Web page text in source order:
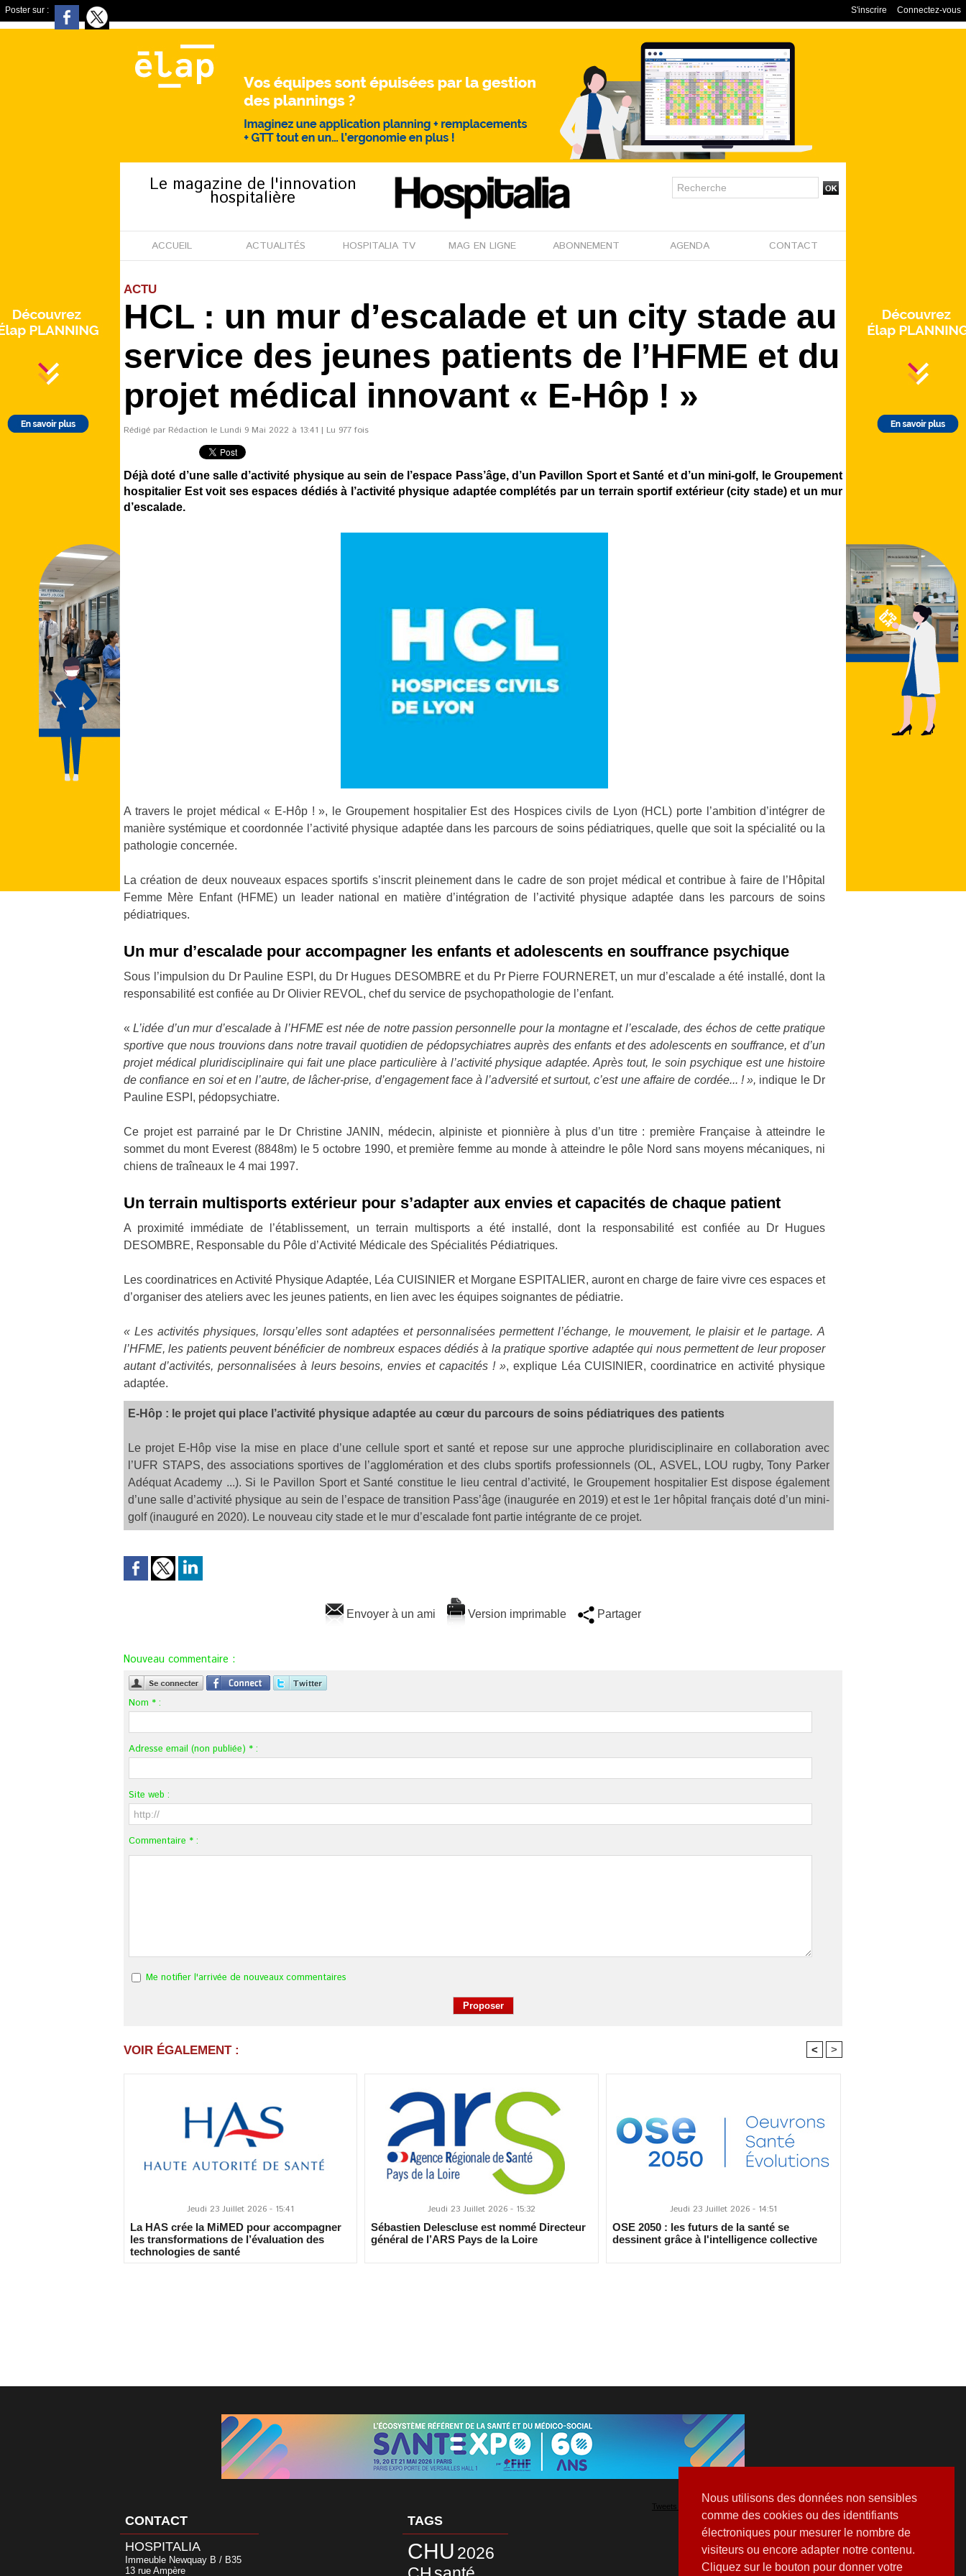
Nous utilisons des données non sensibles
comme des cookies ou des identifiants
électroniques pour mesurer le nombre de
visiteurs ou encore adapter notre contenu.
Cliquez sur le bouton pour donner votre
Poster sur : Connectez-vous
S'inscrire
Le magazine de l'innovation
hospitalière
ACCUEIL ACTUALITÉS HOSPITALIA TV MAG EN LIGNE ABONNEMENT AGENDA CONTACT
ACTU
HCL : un mur d’escalade et un city stade au
service des jeunes patients de l’HFME et du
projet médical innovant « E-Hôp ! »
Rédigé par Rédaction le Lundi 9 Mai 2022 à 13:41 | Lu 977 fois
Déjà doté d’une salle d’activité physique au sein de l’espace Pass’âge, d’un Pavillon Sport et Santé et d’un mini-golf, le Groupement
hospitalier Est voit ses espaces dédiés à l’activité physique adaptée complétés par un terrain sportif extérieur (city stade) et un mur
d’escalade.
A travers le projet médical « E-Hôp ! », le Groupement hospitalier Est des Hospices civils de Lyon (HCL) porte l’ambition d’intégrer de
manière systémique et coordonnée l’activité physique adaptée dans les parcours de soins pédiatriques, quelle que soit la spécialité ou la
pathologie concernée.
La création de deux nouveaux espaces sportifs s’inscrit pleinement dans le cadre de son projet médical et contribue à faire de l’Hôpital
Femme Mère Enfant (HFME) un leader national en matière d’intégration de l’activité physique adaptée dans les parcours de soins
pédiatriques.
Un mur d’escalade pour accompagner les enfants et adolescents en souffrance psychique
Sous l’impulsion du Dr Pauline ESPI, du Dr Hugues DESOMBRE et du Pr Pierre FOURNERET, un mur d’escalade a été installé, dont la
responsabilité est confiée au Dr Olivier REVOL, chef du service de psychopathologie de l’enfant.
« L’idée d’un mur d’escalade à l’HFME est née de notre passion personnelle pour la montagne et l’escalade, des échos de cette pratique
sportive que nous trouvions dans notre travail quotidien de pédopsychiatres auprès des enfants et des adolescents en souffrance, et d’un
projet médical pluridisciplinaire qui fait une place particulière à l’activité physique adaptée. Après tout, le soin psychique est une histoire
de confiance en soi et en l’autre, de lâcher-prise, d’engagement face à l’adversité et surtout, c’est une affaire de cordée... ! », indique le Dr
Pauline ESPI, pédopsychiatre.
Ce projet est parrainé par le Dr Christine JANIN, médecin, alpiniste et pionnière à plus d’un titre : première Française à atteindre le
sommet du mont Everest (8848m) le 5 octobre 1990, et première femme au monde à atteindre le pôle Nord sans moyens mécaniques, ni
chiens de traîneaux le 4 mai 1997.
Un terrain multisports extérieur pour s’adapter aux envies et capacités de chaque patient
A proximité immédiate de l’établissement, un terrain multisports a été installé, dont la responsabilité est confiée au Dr Hugues
DESOMBRE, Responsable du Pôle d’Activité Médicale des Spécialités Pédiatriques.
Les coordinatrices en Activité Physique Adaptée, Léa CUISINIER et Morgane ESPITALIER, auront en charge de faire vivre ces espaces et
d’organiser des ateliers avec les jeunes patients, en lien avec les équipes soignantes de pédiatrie.
« Les activités physiques, lorsqu’elles sont adaptées et personnalisées permettent l’échange, le mouvement, le plaisir et le partage. A
l’HFME, les patients peuvent bénéficier de nombreux espaces dédiés à la pratique sportive adaptée qui nous permettent de leur proposer
autant d’activités, personnalisées à leurs besoins, envies et capacités ! », explique Léa CUISINIER, coordinatrice en activité physique
adaptée.
E-Hôp : le projet qui place l’activité physique adaptée au cœur du parcours de soins pédiatriques des patients
Le projet E-Hôp vise la mise en place d’une cellule sport et santé et repose sur une approche pluridisciplinaire en collaboration avec
l’UFR STAPS, des associations sportives de l’agglomération et des clubs sportifs professionnels (OL, ASVEL, LOU rugby, Tony Parker
Adéquat Academy ...). Si le Pavillon Sport et Santé constitue le lieu central d’activité, le Groupement hospitalier Est dispose également
d’une salle d’activité physique au sein de l’espace de transition Pass’âge (inaugurée en 2019) et est le 1er hôpital français doté d’un mini-
golf (inauguré en 2020). Le nouveau city stade et le mur d’escalade font partie intégrante de ce projet.
Envoyer à un ami Version imprimable Partager
Nouveau commentaire :
Nom * :
Adresse email (non publiée) * :
Site web :
Commentaire * :
Me notifier l'arrivée de nouveaux commentaires
VOIR ÉGALEMENT : < >
Jeudi 23 Juillet 2026 - 15:41
La HAS crée la MiMED pour accompagner
les transformations de l’évaluation des
technologies de santé
Jeudi 23 Juillet 2026 - 15:32
Sébastien Delescluse est nommé Directeur
général de l’ARS Pays de la Loire
Jeudi 23 Juillet 2026 - 14:51
OSE 2050 : les futurs de la santé se
dessinent grâce à l'intelligence collective
CONTACT
HOSPITALIA
Immeuble Newquay B / B35
13 rue Ampère
TAGS
CHU 2026
Tweets by Hospitalia_Mag